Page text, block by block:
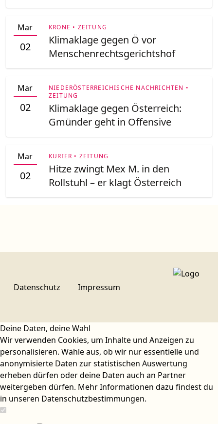
Mar
02
KRONE • ZEITUNG
Klimaklage gegen Ö vor
Menschenrechtsgerichtshof
Mar
02
NIEDERÖSTERREICHISCHE NACHRICHTEN •
ZEITUNG
Klimaklage gegen Österreich:
Gmünder geht in Offensive
Mar
02
KURIER • ZEITUNG
Hitze zwingt Mex M. in den
Rollstuhl – er klagt Österreich
Datenschutz Impressum
Deine Daten, deine Wahl
Wir verwenden Cookies, um Inhalte und Anzeigen zu
personalisieren. Wähle aus, ob wir nur essentielle und
anonymisierte Daten zur statistischen Auswertung
erheben dürfen oder deine Daten auch an Partner
weitergeben dürfen. Mehr Informationen dazu findest du
in unseren Datenschutzbestimmungen.